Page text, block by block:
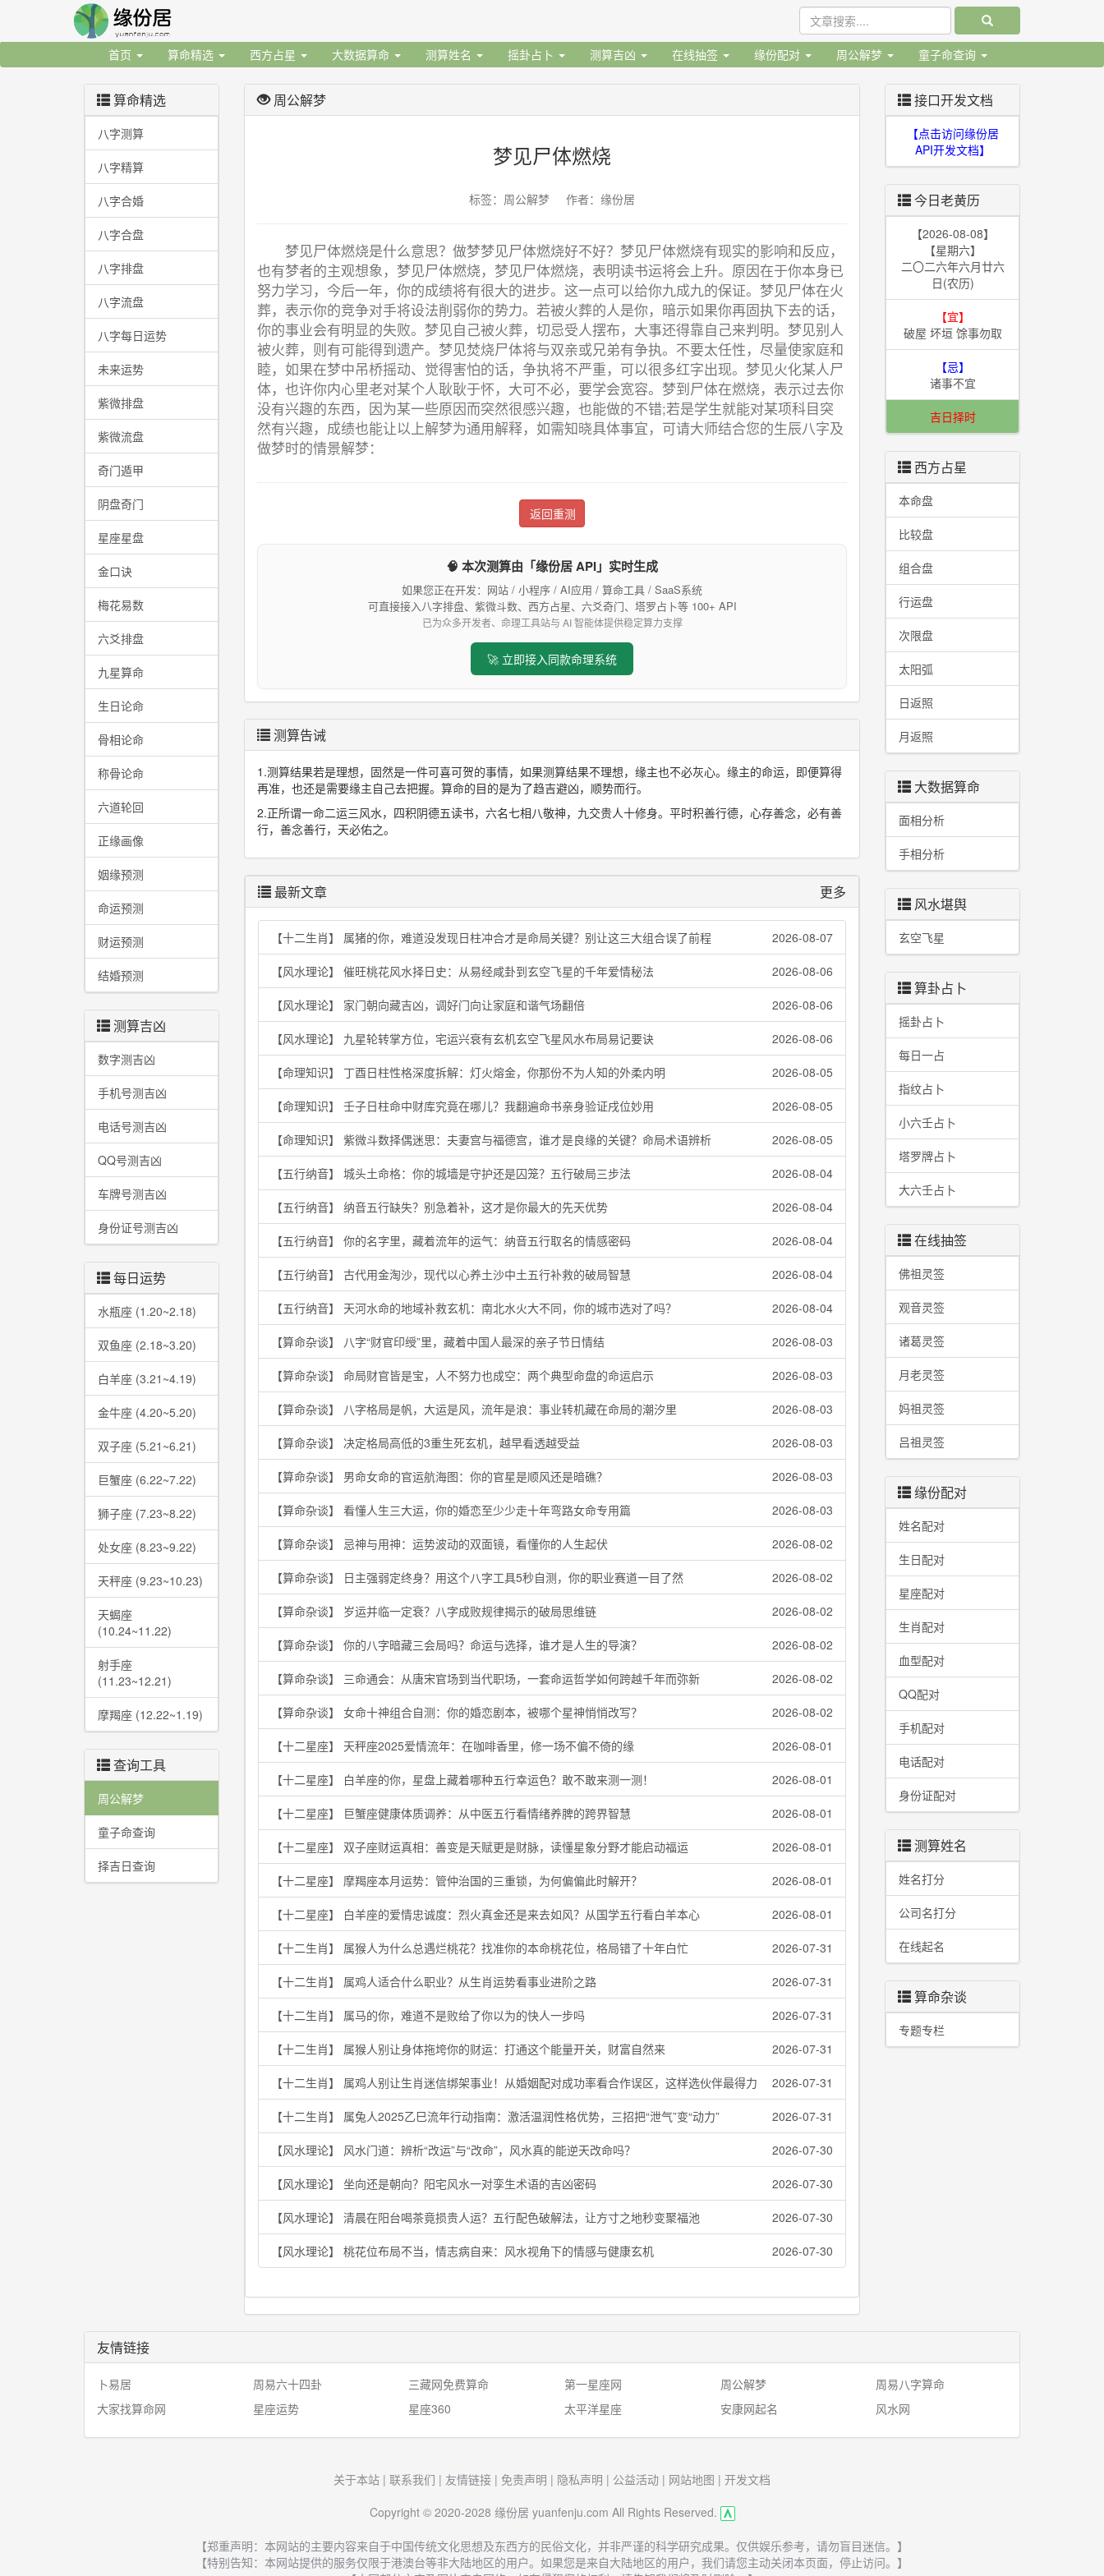
首页 算命精选 西方占星 大数据算命 测算姓名 摇卦占卜 测算吉凶 在线抽签 缘份配对 周公解梦 童子命查询
算命精选
八字测算
八字精算
八字合婚
八字合盘
八字排盘
八字流盘
八字每日运势
未来运势
紫微排盘
紫微流盘
奇门遁甲
阴盘奇门
星座星盘
金口诀
梅花易数
六爻排盘
九星算命
生日论命
骨相论命
称骨论命
六道轮回
正缘画像
姻缘预测
命运预测
财运预测
结婚预测
测算吉凶
数字测吉凶
手机号测吉凶
电话号测吉凶
QQ号测吉凶
车牌号测吉凶
身份证号测吉凶
每日运势
水瓶座 (1.20~2.18)
双鱼座 (2.18~3.20)
白羊座 (3.21~4.19)
金牛座 (4.20~5.20)
双子座 (5.21~6.21)
巨蟹座 (6.22~7.22)
狮子座 (7.23~8.22)
处女座 (8.23~9.22)
天秤座 (9.23~10.23)
天蝎座
(10.24~11.22)
射手座
(11.23~12.21)
摩羯座 (12.22~1.19)
查询工具
周公解梦
童子命查询
择吉日查询
周公解梦
梦见尸体燃烧
标签：周公解梦 作者：缘份居
梦见尸体燃烧是什么意思？做梦梦见尸体燃烧好不好？梦见尸体燃烧有现实的影响和反应，
也有梦者的主观想象，梦见尸体燃烧，梦见尸体燃烧，表明读书运将会上升。原因在于你本身已
努力学习，今后一年，你的成绩将有很大的进步。这一点可以给你九成九的保证。梦见尸体在火
葬，表示你的竞争对手将设法削弱你的势力。若被火葬的人是你，暗示如果你再固执下去的话，
你的事业会有明显的失败。梦见自己被火葬，切忌受人摆布，大事还得靠自己来判明。梦见别人
被火葬，则有可能得到遗产。梦见焚烧尸体将与双亲或兄弟有争执。不要太任性，尽量使家庭和
睦，如果在梦中吊桥摇动、觉得害怕的话，争执将不严重，可以很多红字出现。梦见火化某人尸
体，也许你内心里老对某个人耿耿于怀，大可不必，要学会宽容。梦到尸体在燃烧，表示过去你
没有兴趣的东西，因为某一些原因而突然很感兴趣，也能做的不错;若是学生就能对某项科目突
然有兴趣，成绩也能让以上解梦为通用解释，如需知晓具体事宜，可请大师结合您的生辰八字及
做梦时的情景解梦：
返回重测
🧠 本次测算由「缘份居 API」实时生成
如果您正在开发：网站 / 小程序 / AI应用 / 算命工具 / SaaS系统
可直接接入八字排盘、紫微斗数、西方占星、六爻奇门、塔罗占卜等 100+ API
已为众多开发者、命理工具站与 AI 智能体提供稳定算力支撑
🚀 立即接入同款命理系统
测算告诫
1.测算结果若是理想，固然是一件可喜可贺的事情，如果测算结果不理想，缘主也不必灰心。缘主的命运，即便算得
再准，也还是需要缘主自己去把握。算命的目的是为了趋吉避凶，顺势而行。
2.正所谓一命二运三风水，四积阴德五读书，六名七相八敬神，九交贵人十修身。平时积善行德，心存善念，必有善
行，善念善行，天必佑之。
最新文章 更多
【十二生肖】 属猪的你，难道没发现日柱冲合才是命局关键？别让这三大组合误了前程 2026-08-07
【风水理论】 催旺桃花风水择日史：从易经咸卦到玄空飞星的千年爱情秘法 2026-08-06
【风水理论】 家门朝向藏吉凶，调好门向让家庭和谐气场翻倍 2026-08-06
【风水理论】 九星轮转掌方位，宅运兴衰有玄机玄空飞星风水布局易记要诀 2026-08-06
【命理知识】 丁酉日柱性格深度拆解：灯火熔金，你那份不为人知的外柔内明 2026-08-05
【命理知识】 壬子日柱命中财库究竟在哪儿？我翻遍命书亲身验证戌位妙用 2026-08-05
【命理知识】 紫微斗数择偶迷思：夫妻宫与福德宫，谁才是良缘的关键？命局术语辨析 2026-08-05
【五行纳音】 城头土命格：你的城墙是守护还是囚笼？五行破局三步法 2026-08-04
【五行纳音】 纳音五行缺失？别急着补，这才是你最大的先天优势 2026-08-04
【五行纳音】 你的名字里，藏着流年的运气：纳音五行取名的情感密码 2026-08-04
【五行纳音】 古代用金淘沙，现代以心养土沙中土五行补救的破局智慧 2026-08-04
【五行纳音】 天河水命的地域补救玄机：南北水火大不同，你的城市选对了吗？ 2026-08-04
【算命杂谈】 八字“财官印绶”里，藏着中国人最深的亲子节日情结 2026-08-03
【算命杂谈】 命局财官皆是宝，人不努力也成空：两个典型命盘的命运启示 2026-08-03
【算命杂谈】 八字格局是帆，大运是风，流年是浪：事业转机藏在命局的潮汐里 2026-08-03
【算命杂谈】 决定格局高低的3重生死玄机，越早看透越受益 2026-08-03
【算命杂谈】 男命女命的官运航海图：你的官星是顺风还是暗礁？ 2026-08-03
【算命杂谈】 看懂人生三大运，你的婚恋至少少走十年弯路女命专用篇 2026-08-03
【算命杂谈】 忌神与用神：运势波动的双面镜，看懂你的人生起伏 2026-08-02
【算命杂谈】 日主强弱定终身？用这个八字工具5秒自测，你的职业赛道一目了然 2026-08-02
【算命杂谈】 岁运并临一定衰？八字成败规律揭示的破局思维链 2026-08-02
【算命杂谈】 你的八字暗藏三会局吗？命运与选择，谁才是人生的导演？ 2026-08-02
【算命杂谈】 三命通会：从唐宋官场到当代职场，一套命运哲学如何跨越千年而弥新 2026-08-02
【算命杂谈】 女命十神组合自测：你的婚恋剧本，被哪个星神悄悄改写？ 2026-08-02
【十二星座】 天秤座2025爱情流年：在咖啡香里，修一场不偏不倚的缘 2026-08-01
【十二星座】 白羊座的你，星盘上藏着哪种五行幸运色？敢不敢来测一测！ 2026-08-01
【十二星座】 巨蟹座健康体质调养：从中医五行看情绪养脾的跨界智慧 2026-08-01
【十二星座】 双子座财运真相：善变是天赋更是财脉，读懂星象分野才能启动福运 2026-08-01
【十二星座】 摩羯座本月运势：管仲治国的三重锁，为何偏偏此时解开？ 2026-08-01
【十二星座】 白羊座的爱情忠诚度：烈火真金还是来去如风？从国学五行看白羊本心 2026-08-01
【十二生肖】 属猴人为什么总遇烂桃花？找准你的本命桃花位，格局错了十年白忙 2026-07-31
【十二生肖】 属鸡人适合什么职业？从生肖运势看事业进阶之路 2026-07-31
【十二生肖】 属马的你，难道不是败给了你以为的快人一步吗 2026-07-31
【十二生肖】 属猴人别让身体拖垮你的财运：打通这个能量开关，财富自然来 2026-07-31
【十二生肖】 属鸡人别让生肖迷信绑架事业！从婚姻配对成功率看合作误区，这样选伙伴最得力 2026-07-31
【十二生肖】 属兔人2025乙巳流年行动指南：激活温润性格优势，三招把“泄气”变“动力” 2026-07-31
【风水理论】 风水门道：辨析“改运”与“改命”，风水真的能逆天改命吗？ 2026-07-30
【风水理论】 坐向还是朝向？阳宅风水一对孪生术语的吉凶密码 2026-07-30
【风水理论】 清晨在阳台喝茶竟损贵人运？五行配色破解法，让方寸之地秒变聚福池 2026-07-30
【风水理论】 桃花位布局不当，情志病自来：风水视角下的情感与健康玄机 2026-07-30
接口开发文档
【点击访问缘份居
API开发文档】
今日老黄历
【2026-08-08】
【星期六】
二〇二六年六月廿六
日(农历)
【宜】
破屋 坏垣 馀事勿取
【忌】
诸事不宜
吉日择时
西方占星
本命盘
比较盘
组合盘
行运盘
次限盘
太阳弧
日返照
月返照
大数据算命
面相分析
手相分析
风水堪舆
玄空飞星
算卦占卜
摇卦占卜
每日一占
指纹占卜
小六壬占卜
塔罗牌占卜
大六壬占卜
在线抽签
佛祖灵签
观音灵签
诸葛灵签
月老灵签
妈祖灵签
吕祖灵签
缘份配对
姓名配对
生日配对
星座配对
生肖配对
血型配对
QQ配对
手机配对
电话配对
身份证配对
测算姓名
姓名打分
公司名打分
在线起名
算命杂谈
专题专栏
友情链接
卜易居 周易六十四卦 三藏网免费算命 第一星座网 周公解梦
周易八字算命
大家找算命网
星座运势 星座360 太平洋星座 安康网起名 风水网
关于本站 | 联系我们 | 友情链接 | 免责声明 | 隐私声明 | 公益活动 | 网站地图 | 开发文档
Copyright © 2020-2028 缘份居 yuanfenju.com All Rights Reserved.
【郑重声明：本网站的主要内容来自于中国传统文化思想及东西方的民俗文化，并非严谨的科学研究成果。仅供娱乐参考，请勿盲目迷信。】
【特别告知：本网站提供的服务仅限于港澳台等非大陆地区的用户。如果您是来自大陆地区的用户，我们请您主动关闭本页面，停止访问。】